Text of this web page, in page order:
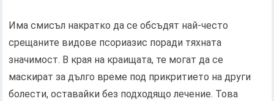
Има смисъл накратко да се обсъдят най-често
срещаните видове псориазис поради тяхната
значимост. В края на краищата, те могат да се
маскират за дълго време под прикритието на други
болести, оставайки без подходящо лечение. Това